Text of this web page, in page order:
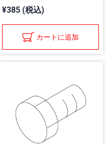
¥385 (税込)
カートに追加